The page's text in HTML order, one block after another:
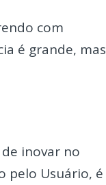
com
é grande, mas
inovar no
pelo Usuário, é